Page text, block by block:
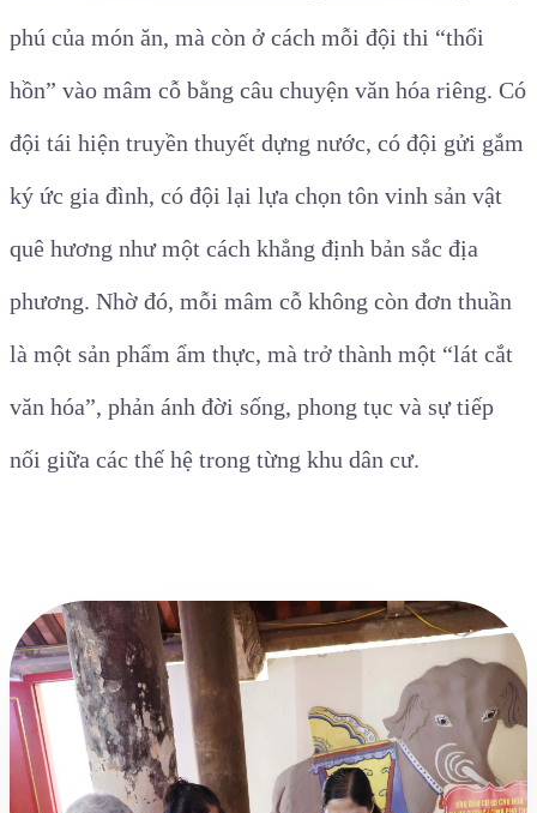
phú của món ăn, mà còn ở cách mỗi đội thi “thổi
hồn” vào mâm cỗ bằng câu chuyện văn hóa riêng. Có
đội tái hiện truyền thuyết dựng nước, có đội gửi gắm
ký ức gia đình, có đội lại lựa chọn tôn vinh sản vật
quê hương như một cách khẳng định bản sắc địa
phương. Nhờ đó, mỗi mâm cỗ không còn đơn thuần
là một sản phẩm ẩm thực, mà trở thành một “lát cắt
văn hóa”, phản ánh đời sống, phong tục và sự tiếp
nối giữa các thế hệ trong từng khu dân cư.